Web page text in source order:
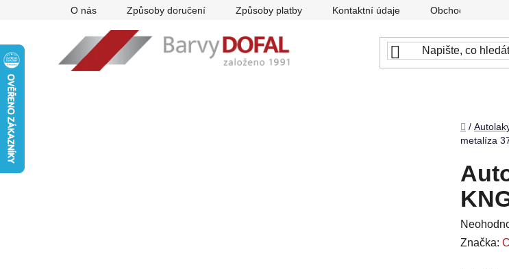
O nás Způsoby doručení Způsoby platby Kontaktní údaje Obchodní
Domů
/
metalíza
Průměrné
Značka: